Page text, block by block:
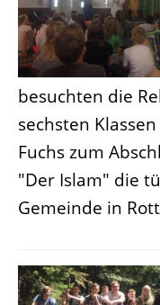
besuchten die
sechsten
Fuchs zum
"Der Islam" die
Gemeinde in